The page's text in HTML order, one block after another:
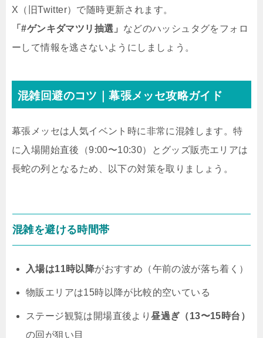
X（旧Twitter）で随時更新されます。
「#ゲンキダマツリ抽選」 などのハッシュタグをフォロ
ーして情報を逃さないようにしましょう。
混雑回避のコツ｜幕張メッセ攻略ガイド
幕張メッセは人気イベント時に非常に混雑します。特
に入場開始直後（9:00〜10:30）とグッズ販売エリアは
長蛇の列となるため、以下の対策を取りましょう。
混雑を避ける時間帯
入場は11時以降がおすすめ（午前の波が落ち着く）
物販エリアは15時以降が比較的空いている
ステージ観覧は開場直後より昼過ぎ（13〜15時台）
の回が狙い目